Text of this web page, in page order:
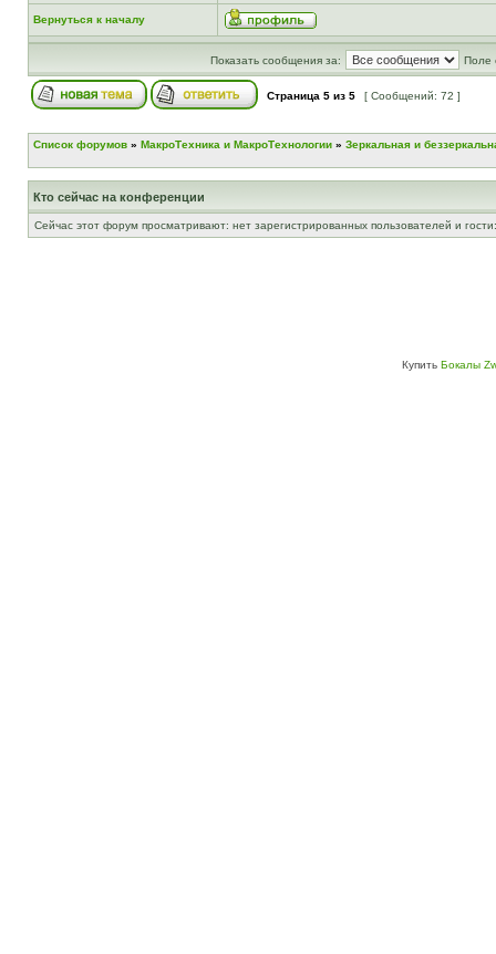
Вернуться к началу
Показать сообщения за: Поле
Страница 5 из 5 [ Сообщений: 72 ]
Список форумов » МакроТехника и МакроТехнологии » Зеркальная и
Кто сейчас на конференции
Сейчас этот форум просматривают: нет зарегистрированных пользователей и
Купить Бокалы